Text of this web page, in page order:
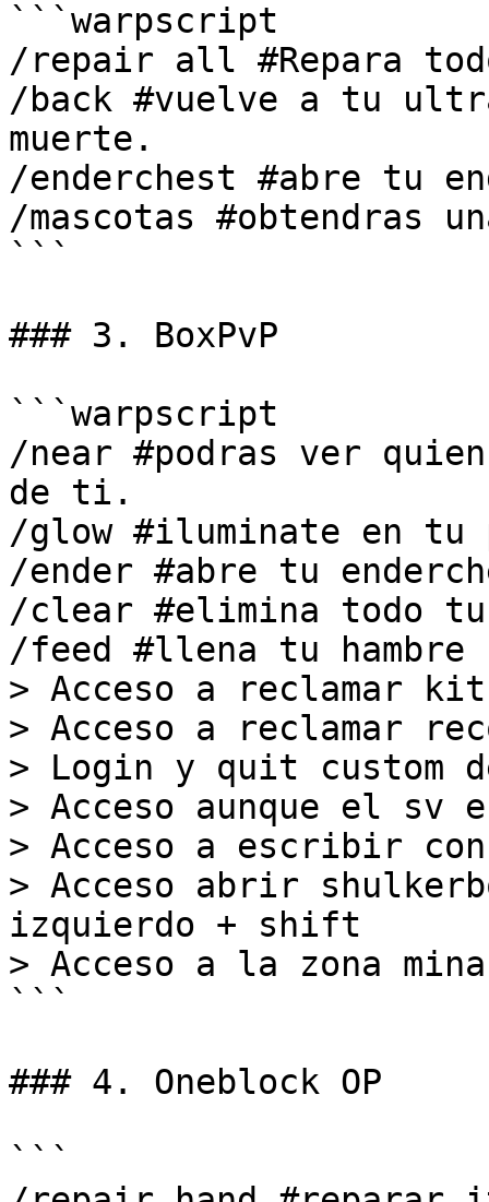
```warpscript
/repair all #Repara
/back #vuelve a tu
muerte.
/enderchest #abre tu
/mascotas #obtendras
```
### 3. BoxPvP
```warpscript
/near #podras ver
de ti.
/glow #iluminate en tu
/ender #abre tu
/clear #elimina todo
/feed #llena tu hambre
> Acceso a reclamar
> Acceso a reclamar
> Login y quit custom
> Acceso aunque el sv
> Acceso a escribir
> Acceso abrir
izquierdo + shift
> Acceso a la zona
```
### 4. Oneblock OP
```